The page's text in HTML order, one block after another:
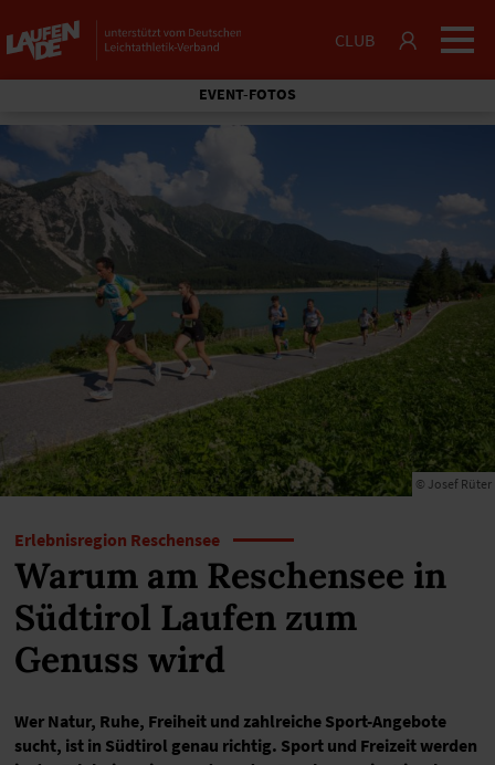
CLUB
EVENT-FOTOS
© Josef Rüter
Erlebnisregion Reschensee
Warum am Reschensee in
Südtirol Laufen zum
Genuss wird
Wer Natur, Ruhe, Freiheit und zahlreiche Sport-Angebote
sucht, ist in Südtirol genau richtig. Sport und Freizeit werden